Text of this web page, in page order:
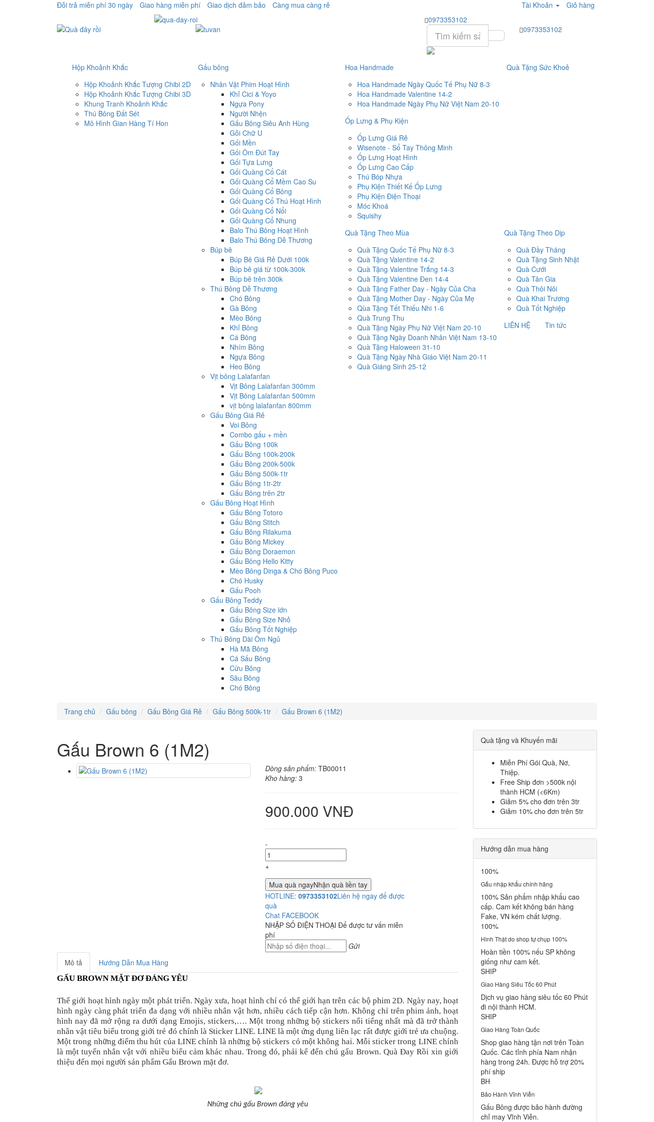
Đỗi trả miễn phí 30 ngày Giao hàng miễn phí Giao dịch đảm bảo Càng mua càng rẻ Tài Khoản
Giỏ hàng
0973353102
0973353102
Hộp Khoảnh Khắc
Hộp Khoảnh Khắc Tượng Chibi 2D
Hộp Khoảnh Khắc Tượng Chibi 3D
Khung Tranh Khoảnh Khắc
Thú Bông Đất Sét
Mô Hình Gian Hàng Tí Hon
Gấu bông
Nhân Vật Phim Hoạt Hình
Khỉ Cici & Yoyo
Ngựa Pony
Người Nhện
Gấu Bông Siêu Anh Hùng
Gỗi Chữ U
Gối Mền
Gối Ôm Đút Tay
Gối Tựa Lưng
Gối Quàng Cổ Cát
Gối Quàng Cổ Mềm Cao Su
Gối Quàng Cổ Bông
Gối Quàng Cổ Thú Hoạt Hình
Gối Quàng Cổ Nổi
Gối Quàng Cổ Nhung
Balo Thú Bông Hoạt Hình
Balo Thú Bông Dễ Thương
Búp bê
Búp Bê Giá Rẻ Dưới 100k
Búp bê giá từ 100k-300k
Búp bê trên 300k
Thú Bông Dễ Thương
Chó Bông
Gà Bông
Mèo Bông
Khỉ Bông
Cá Bông
Nhím Bông
Ngựa Bông
Heo Bông
Vịt bông Lalafanfan
Vịt Bông Lalafanfan 300mm
Vịt Bông Lalafanfan 500mm
vịt bông lalafanfan 800mm
Gấu Bông Giá Rẻ
Voi Bông
Combo gấu + mền
Gấu Bông 100k
Gấu Bông 100k-200k
Gấu Bông 200k-500k
Gấu Bông 500k-1tr
Gấu Bông 1tr-2tr
Gấu Bông trên 2tr
Gấu Bông Hoạt Hình
Gấu Bông Totoro
Gấu Bông Stitch
Gấu Bông Rilakuma
Gấu Bông Mickey
Gấu Bông Doraemon
Gấu Bông Hello Kitty
Mèo Bông Dinga & Chó Bông Puco
Chó Husky
Gấu Pooh
Gấu Bông Teddy
Gấu Bông Size lớn
Gấu Bông Size Nhỏ
Gấu Bông Tốt Nghiệp
Thú Bông Dài Ôm Ngủ
Hà Mã Bông
Cá Sấu Bông
Cừu Bông
Sâu Bông
Chó Bông
Hoa Handmade
Hoa Handmade Ngày Quốc Tế Phụ Nữ 8-3
Hoa Handmade Valentine 14-2
Hoa Handmade Ngày Phụ Nữ Việt Nam 20-10
Quà Tặng Sức Khoẻ
Ốp Lưng & Phụ Kiện
Ốp Lưng Giá Rẻ
Wisenote - Sổ Tay Thông Minh
Ốp Lưng Hoạt Hình
Ốp Lưng Cao Cấp
Thú Bóp Nhựa
Phụ Kiện Thiết Kế Ốp Lưng
Phụ Kiện Điện Thoại
Móc Khoá
Squishy
Quà Tặng Theo Mùa
Quà Tặng Quốc Tế Phụ Nữ 8-3
Quà Tặng Valentine 14-2
Quà Tặng Valentine Trắng 14-3
Quà Tặng Valentine Đen 14-4
Quà Tặng Father Day - Ngày Của Cha
Quà Tặng Mother Day - Ngày Của Mẹ
Qùa Tặng Tết Thiếu Nhi 1-6
Quà Trung Thu
Quà Tặng Ngày Phụ Nữ Việt Nam 20-10
Quà Tặng Ngày Doanh Nhân Việt Nam 13-10
Quà Tặng Haloween 31-10
Quà Tặng Ngày Nhà Giáo Việt Nam 20-11
Quà Giáng Sinh 25-12
Quà Tặng Theo Dịp
Quà Đầy Tháng
Quà Tặng Sinh Nhật
Quà Cưới
Quà Tân Gia
Quà Thôi Nôi
Quà Khai Trương
Quà Tốt Nghiệp
LIÊN HỆ
Tin tức
Trang chủ Gấu bông Gấu Bông Giá Rẻ Gấu Bông 500k-1tr Gấu Brown 6 (1M2)
Gấu Brown 6 (1M2)
Dòng sản phẩm:TB00011
Kho hàng:3
900.000 VNĐ
-
+
Mua quà ngayNhận quà liền tay
HOTLINE: 0973353102Liên hệ ngay để được
quà
Chat FACEBOOK
NHẬP SỐ ĐIỆN THOẠI Để được tư vấn miễn
phí
Gửi
Mô tả
Hướng Dẫn Mua Hàng
GẤU BROWN MẶT ĐƠ ĐÁNG YÊU
Thế giới hoạt hình ngày một phát triển. Ngày xưa, hoạt hình chỉ có thể giới hạn trên các bộ phim 2D. Ngày nay, hoạt
hình ngày càng phát triển đa dạng với nhiều nhân vật hơn, nhiều cách tiếp cận hơn. Không chỉ trên phim ảnh, hoạt
hình nay đã mở rộng ra dưới dạng Emojis, stickers,…. Một trong những bộ stickers nổi tiếng nhất mà đã trở thành
nhân vật tiêu biểu trong giới trẻ đó chính là Sticker LINE. LINE là một ứng dụng liên lạc rất được giới trẻ ưa chuộng.
Một trong những điểm thu hút của LINE chính là những bộ stickers có một không hai. Mỗi sticker trong LINE chính
là một tuyến nhân vật với nhiều biểu cảm khác nhau. Trong đó, phải kể đến chú gấu Brown. Quà Đay Rồi xin giới
thiệu đến mọi người sản phẩm Gấu Brown mặt đơ.
Những chú gấu Brown đáng yêu
Quà tặng và Khuyến mãi
Miễn Phí Gói Quà, Nơ,
Thiệp.
Free Ship đơn >500k nội
thành HCM (<6Km)
Giảm 5% cho đơn trên 3tr
Giảm 10% cho đơn trên 5tr
Hướng dẫn mua hàng
100%
Gấu nhập khẩu chính hãng
100% Sản phẩm nhập khẩu cao
cấp. Cam kết không bán hàng
Fake, VN kém chất lượng.
100%
Hình Thật do shop tự chụp 100%
Hoàn tiền 100% nếu SP không
giống như cam kết.
SHIP
Giao Hàng Siêu Tốc 60 Phút
Dịch vụ giao hàng siêu tốc 60 Phút
đi nội thành HCM.
SHIP
Giao Hàng Toàn Quốc
Shop giao hàng tận nơi trên Toàn
Quốc. Các tỉnh phía Nam nhận
hàng trong 24h. Được hỗ trợ 20%
phí ship
BH
Bảo Hành Vĩnh Viễn
Gấu Bông được bảo hành đường
chỉ may Vĩnh Viễn.